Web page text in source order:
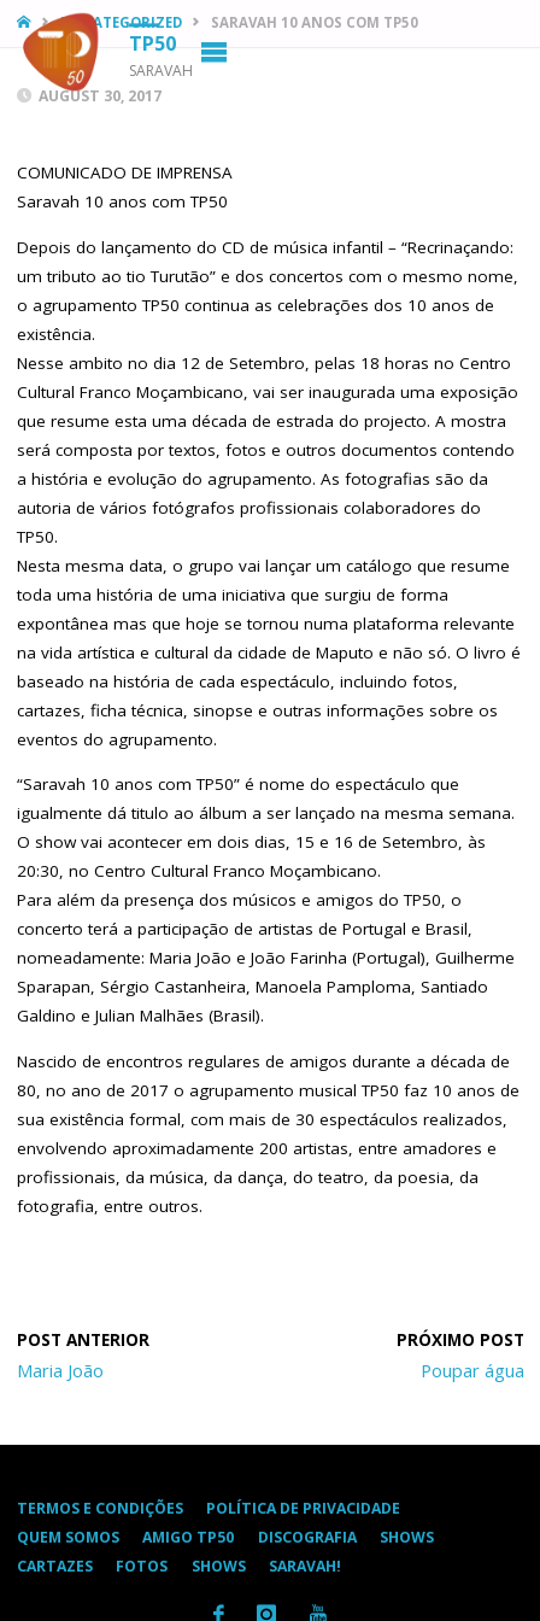
TP50
SARAVAH
HOMEUNCATEGORIZED SARAVAH 10 ANOS COM TP50
AUGUST 30, 2017
COMUNICADO DE IMPRENSA
Saravah 10 anos com TP50
Depois do lançamento do CD de música infantil – “Recrinaçando:
um tributo ao tio Turutão” e dos concertos com o mesmo nome,
o agrupamento TP50 continua as celebrações dos 10 anos de
existência.
Nesse ambito no dia 12 de Setembro, pelas 18 horas no Centro
Cultural Franco Moçambicano, vai ser inaugurada uma exposição
que resume esta uma década de estrada do projecto. A mostra
será composta por textos, fotos e outros documentos contendo
a história e evolução do agrupamento. As fotografias são da
autoria de vários fotógrafos profissionais colaboradores do
TP50.
Nesta mesma data, o grupo vai lançar um catálogo que resume
toda uma história de uma iniciativa que surgiu de forma
expontânea mas que hoje se tornou numa plataforma relevante
na vida artística e cultural da cidade de Maputo e não só. O livro é
baseado na história de cada espectáculo, incluindo fotos,
cartazes, ficha técnica, sinopse e outras informações sobre os
eventos do agrupamento.
“Saravah 10 anos com TP50” é nome do espectáculo que
igualmente dá titulo ao álbum a ser lançado na mesma semana.
O show vai acontecer em dois dias, 15 e 16 de Setembro, às
20:30, no Centro Cultural Franco Moçambicano.
Para além da presença dos músicos e amigos do TP50, o
concerto terá a participação de artistas de Portugal e Brasil,
nomeadamente: Maria João e João Farinha (Portugal), Guilherme
Sparapan, Sérgio Castanheira, Manoela Pamploma, Santiado
Galdino e Julian Malhães (Brasil).
Nascido de encontros regulares de amigos durante a década de
80, no ano de 2017 o agrupamento musical TP50 faz 10 anos de
sua existência formal, com mais de 30 espectáculos realizados,
envolvendo aproximadamente 200 artistas, entre amadores e
profissionais, da música, da dança, do teatro, da poesia, da
fotografia, entre outros.
Maria João Poupar água
TERMOS E CONDIÇÕES
POLÍTICA DE PRIVACIDADE
QUEM SOMOS
AMIGO TP50 DISCOGRAFIA
SHOWS
CARTAZES
FOTOS SHOWS SARAVAH!